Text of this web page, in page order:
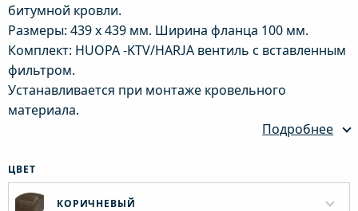
битумной кровли.
Размеры: 439 х 439 мм. Ширина фланца 100 мм.
Комплект: HUOPA -KTV/HARJA вентиль с вставленным
фильтром.
Устанавливается при монтаже кровельного
материала.
Подробнее
ЦВЕТ
КОРИЧНЕВЫЙ